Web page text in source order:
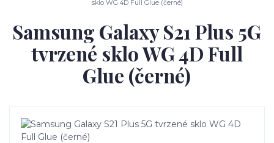
sklo WG 4D Full Glue (černé)
Samsung Galaxy S21 Plus 5G
tvrzené sklo WG 4D Full
Glue (černé)